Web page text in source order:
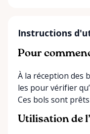
Instructions
Pour
À la réception des
les pour vérifier
Ces bols sont prêts
Utilisation de